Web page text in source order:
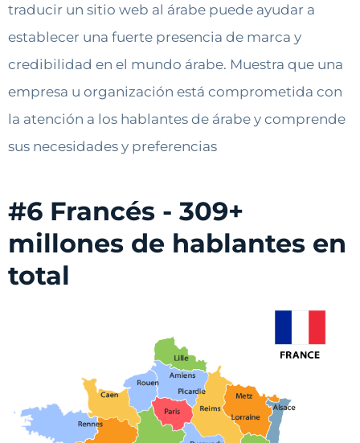
traducir un sitio web al árabe puede ayudar a
establecer una fuerte presencia de marca y
credibilidad en el mundo árabe. Muestra que una
empresa u organización está comprometida con
la atención a los hablantes de árabe y comprende
sus necesidades y preferencias
#6 Francés - 309+
millones de hablantes en
total